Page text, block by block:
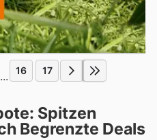
... 16 17
Spitzen
Begrenzte Deals